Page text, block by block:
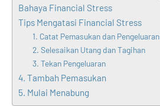
Bahaya Financial Stress
Tips Mengatasi Financial Stress
1. Catat Pemasukan dan Pengeluaran
2. Selesaikan Utang dan Tagihan
3. Tekan Pengeluaran
4. Tambah Pemasukan
5. Mulai Menabung